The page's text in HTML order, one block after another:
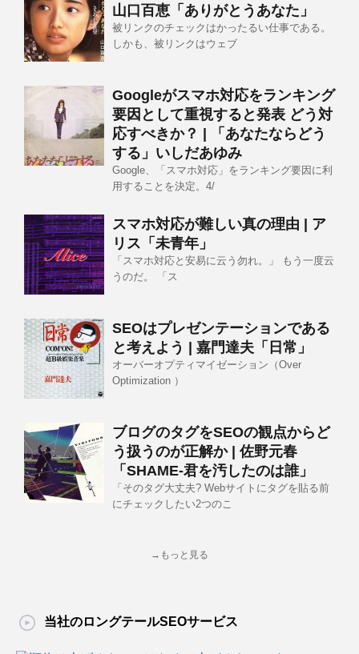
山口百恵「ありがとうあなた」
被リンクのチェックはかったるい仕事である。
しかも、被リンクはウェブ
Googleがスマホ対応をランキング
要因として重視すると発表 どう対
応すべきか？ | 「あなたならどう
する」いしだあゆみ
Google、「スマホ対応」をランキング要因に利
用することを決定。4/
スマホ対応が難しい真の理由 | ア
リス「未青年」
「スマホ対応と安易に云う勿れ。」 もう一度云
うのだ。 「ス
SEOはプレゼンテーションである
と考えよう | 嘉門達夫「日常」
オーバーオプティマイゼーション（Over
Optimization ）
ブログのタグをSEOの観点からど
う扱うのが正解か | 佐野元春
「SHAME-君を汚したのは誰」
「そのタグ大丈夫? Webサイトにタグを貼る前
にチェックしたい2つのこ
→もっと見る
当社のロングテールSEOサービス